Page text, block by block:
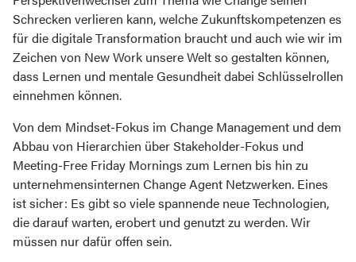
Schrecken verlieren kann, welche Zukunftskompetenzen es
für die digitale Transformation braucht und auch wie wir im
Zeichen von New Work unsere Welt so gestalten können,
dass Lernen und mentale Gesundheit dabei Schlüsselrollen
einnehmen können.
Von dem Mindset-Fokus im Change Management und dem
Abbau von Hierarchien über Stakeholder-Fokus und
Meeting-Free Friday Mornings zum Lernen bis hin zu
unternehmensinternen Change Agent Netzwerken. Eines
ist sicher: Es gibt so viele spannende neue Technologien,
die darauf warten, erobert und genutzt zu werden. Wir
müssen nur dafür offen sein.